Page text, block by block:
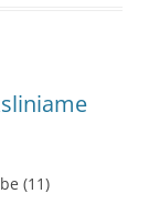
(11)